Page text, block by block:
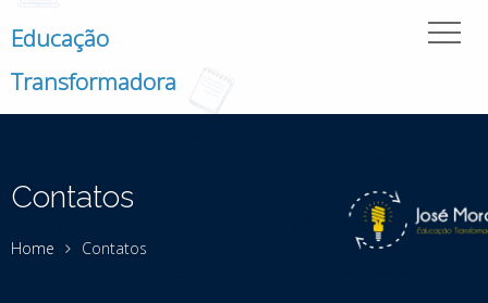
Educação
Transformadora
Contatos
Home Contatos